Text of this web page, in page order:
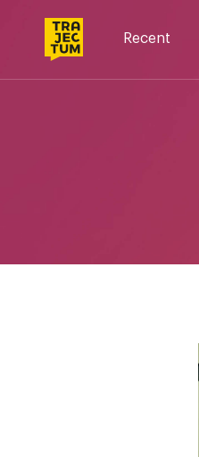
Recent